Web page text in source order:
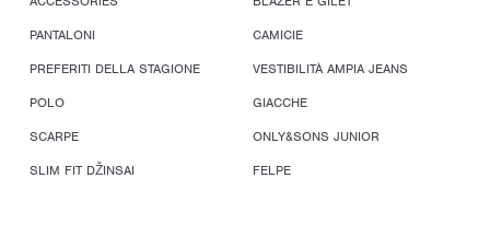
PANTALONI
CAMICIE
PREFERITI DELLA STAGIONE
VESTIBILITÀ AMPIA JEANS
POLO
GIACCHE
SCARPE
ONLY&SONS JUNIOR
SLIM FIT DŽINSAI
FELPE